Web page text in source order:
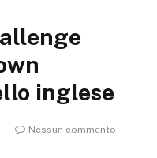
inglese
Nessun commento